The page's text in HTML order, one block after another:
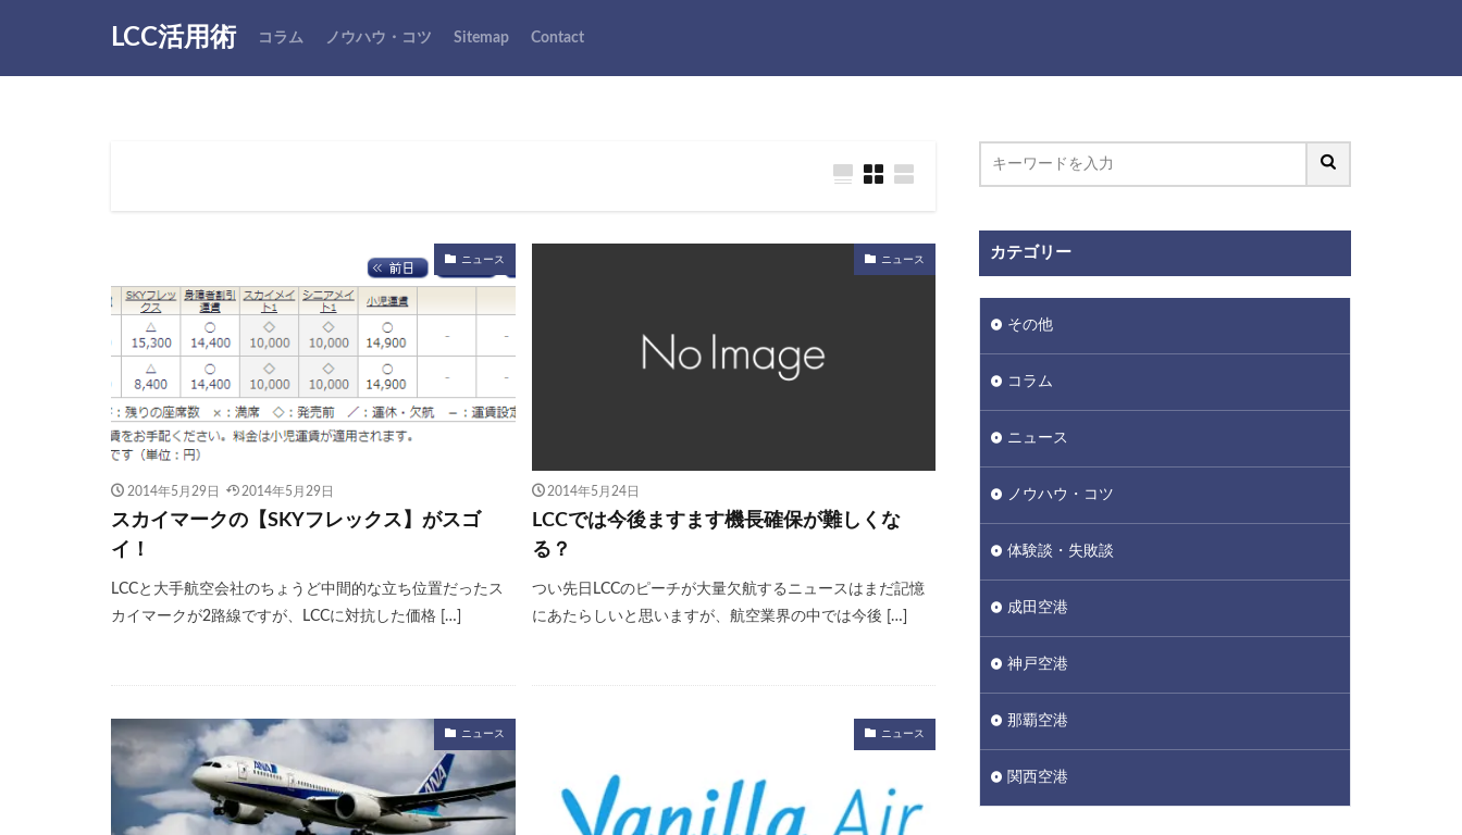
LCC活用術 コラム ノウハウ・コツ Sitemap Contact
ニュース
2014年5月29日 2014年5月29日
スカイマークの【SKYフレックス】がスゴ
イ！
LCCと大手航空会社のちょうど中間的な立ち位置だったス
カイマークが2路線ですが、LCCに対抗した価格 […]
ニュース
2014年5月24日
LCCでは今後ますます機長確保が難しくな
る？
つい先日LCCのピーチが大量欠航するニュースはまだ記憶
にあたらしいと思いますが、航空業界の中では今後 […]
ニュース ニュース
カテゴリー
その他
コラム
ニュース
ノウハウ・コツ
体験談・失敗談
成田空港
神戸空港
那覇空港
関西空港